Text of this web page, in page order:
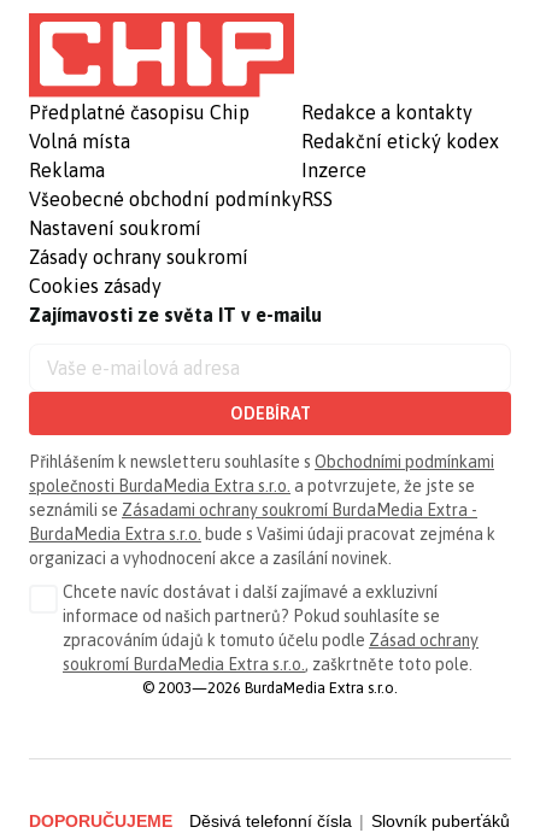
Předplatné časopisu Chip
Volná místa
Reklama
Všeobecné obchodní podmínky
Nastavení soukromí
Zásady ochrany soukromí
Cookies zásady
Redakce a kontakty
Redakční etický kodex
Inzerce
RSS
Zajímavosti ze světa IT v e-mailu
ODEBÍRAT
Přihlášením k newsletteru souhlasíte s Obchodními podmínkami
společnosti BurdaMedia Extra s.r.o. a potvrzujete, že jste se
seznámili se Zásadami ochrany soukromí BurdaMedia Extra -
BurdaMedia Extra s.r.o. bude s Vašimi údaji pracovat zejména k
organizaci a vyhodnocení akce a zasílání novinek.
Chcete navíc dostávat i další zajímavé a exkluzivní
informace od našich partnerů? Pokud souhlasíte se
zpracováním údajů k tomuto účelu podle Zásad ochrany
soukromí BurdaMedia Extra s.r.o., zaškrtněte toto pole.
© 2003—2026 BurdaMedia Extra s.r.o.
DOPORUČUJEME Děsivá telefonní čísla | Slovník puberťáků